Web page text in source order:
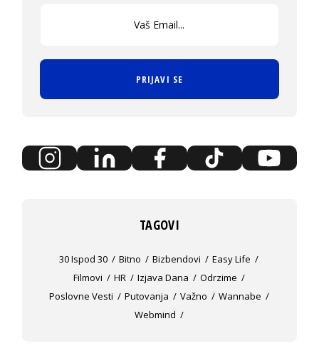
PRIJAVI SE
TAGOVI
30 Ispod 30 Bitno Bizbendovi
Easy Life
Filmovi
HR Izjava Dana
Odrzime
Poslovne Vesti
Putovanja Važno
Wannabe
Webmind